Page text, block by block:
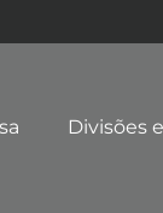
Divisões